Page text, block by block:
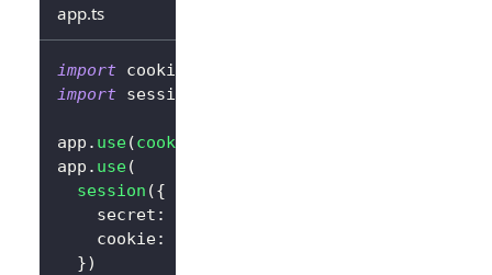
app.ts
import cookieParser
import session
app . use(cookieParser
app . use(
session ({
    secret
:
    cookie
:
})